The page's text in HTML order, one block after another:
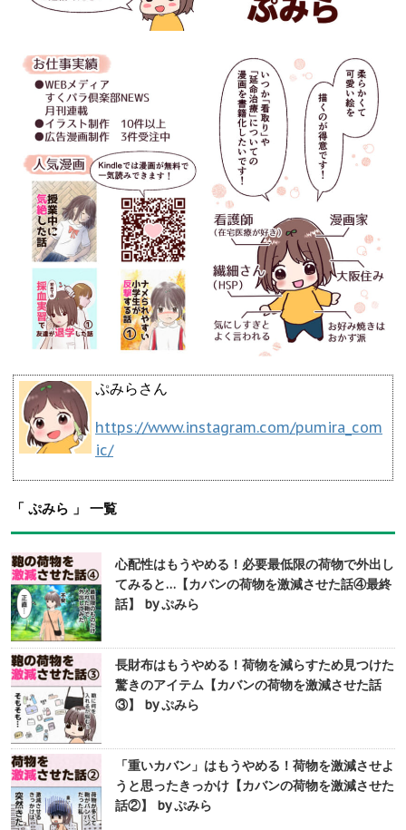
ぷみらさん
https://www.instagram.com/pumira_com
ic/
「 ぷみら 」 一覧
心配性はもうやめる！必要最低限の荷物で外出し
てみると…【カバンの荷物を激減させた話④最終
話】 by ぷみら
長財布はもうやめる！荷物を減らすため見つけた
驚きのアイテム【カバンの荷物を激減させた話
③】 by ぷみら
「重いカバン」はもうやめる！荷物を激減させよ
うと思ったきっかけ【カバンの荷物を激減させた
話②】 by ぷみら